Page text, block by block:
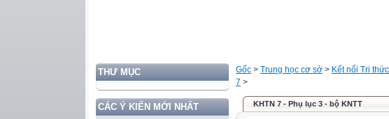
THƯ MỤC
CÁC Ý KIẾN MỚI NHẤT
Gốc > Trung học cơ sở > Kết nối Tri
7 >
KHTN 7 - Phụ lục 3 - bộ KNTT